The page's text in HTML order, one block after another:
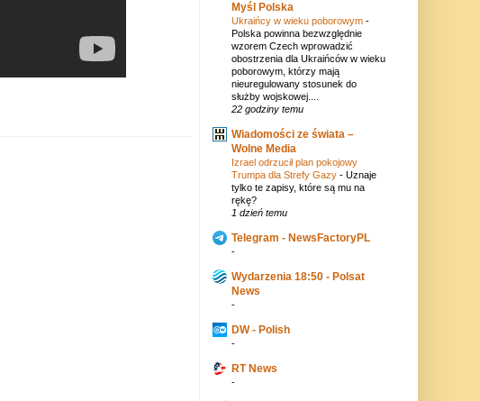
Myśl Polska
Ukraińcy w wieku poborowym -
Polska powinna bezwzględnie
wzorem Czech wprowadzić
obostrzenia dla Ukraińców w wieku
poborowym, którzy mają
nieuregulowany stosunek do
służby wojskowej....
22 godziny temu
Wiadomości ze świata –
Wolne Media
Izrael odrzucił plan pokojowy
Trumpa dla Strefy Gazy - Uznaje
tylko te zapisy, które są mu na
rękę?
1 dzień temu
Telegram - NewsFactoryPL
-
Wydarzenia 18:50 - Polsat
News
-
DW - Polish
-
RT News
-